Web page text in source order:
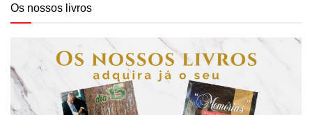
Os nossos livros